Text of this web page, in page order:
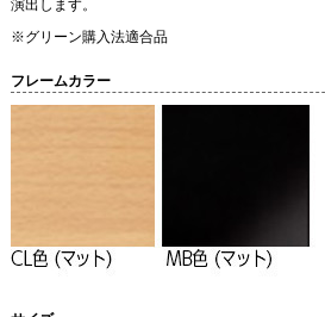
演出します。
※グリーン購入法適合品
フレームカラー